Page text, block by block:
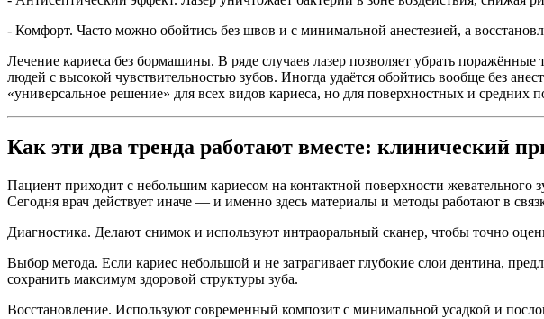
- Комфорт. Часто можно обойтись без швов и с минимальной анестезией, а
Лечение кариеса без бормашины. В ряде случаев лазер позволяет убрать
людей с высокой чувствительностью зубов. Иногда удаётся обойтись вообще без
«универсальное решение» для всех видов кариеса, но для поверхностных и
Как эти два тренда работают вместе: клинический
Пациент приходит с небольшим кариесом на контактной поверхности
Сегодня врач действует иначе — и именно здесь материалы и методы работают в
Диагностика. Делают снимок и используют интраоральный сканер, чтобы точно
Выбор метода. Если кариес небольшой и не затрагивает глубокие слои дентина,
сохранить максимум здоровой структуры зуба.
Восстановление. Используют современный композит с минимальной усадкой и